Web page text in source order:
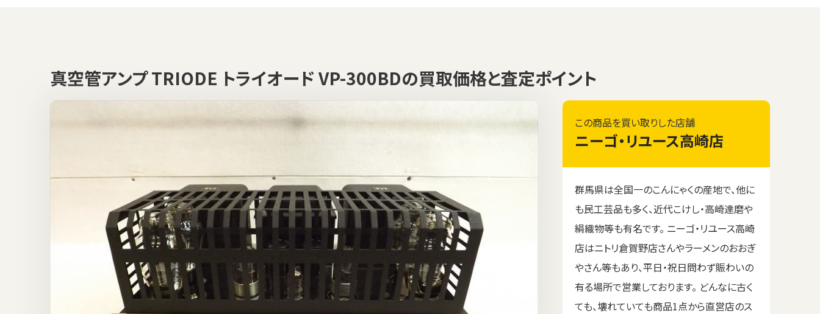
真空管アンプ TRIODE トライオード VP-300BDの買取価格と査定ポイント
この商品を買い取りした店舗
ニーゴ・リユース高崎店
群馬県は全国一のこんにゃくの産地で、他に
も民工芸品も多く、近代こけし・高崎達磨や
絹織物等も有名です。 ニーゴ・リユース高崎
店はニトリ倉賀野店さんやラーメンのおおぎ
やさん等もあり、平日・祝日問わず賑わいの
有る場所で営業しております。 どんなに古く
ても、壊れていても商品1点から直営店のス